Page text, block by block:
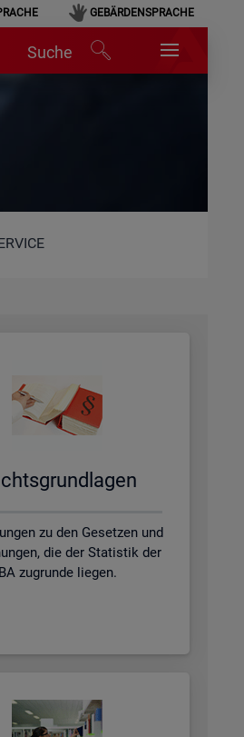
GEBÄRDENSPRACHE
Suche
zu den Gesetzen und
die der Statistik der
BA zugrunde liegen.